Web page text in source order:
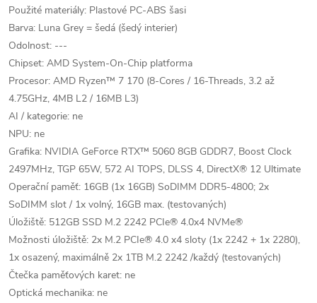
Použité materiály: Plastové PC-ABS šasi
Barva: Luna Grey = šedá (šedý interier)
Odolnost: ---
Chipset: AMD System-On-Chip platforma
Procesor: AMD Ryzen™ 7 170 (8-Cores / 16-Threads, 3.2 až
4.75GHz, 4MB L2 / 16MB L3)
AI / kategorie: ne
NPU: ne
Grafika: NVIDIA GeForce RTX™ 5060 8GB GDDR7, Boost Clock
2497MHz, TGP 65W, 572 AI TOPS, DLSS 4, DirectX® 12 Ultimate
Operační paměť: 16GB (1x 16GB) SoDIMM DDR5-4800; 2x
SoDIMM slot / 1x volný, 16GB max. (testovaných)
Úložiště: 512GB SSD M.2 2242 PCIe® 4.0x4 NVMe®
Možnosti úložiště: 2x M.2 PCIe® 4.0 x4 sloty (1x 2242 + 1x 2280),
1x osazený, maximálně 2x 1TB M.2 2242 /každý (testovaných)
Čtečka paměťových karet: ne
Optická mechanika: ne